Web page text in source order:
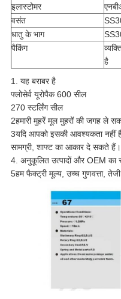
इलास्टोमर
वसंत
धातु के भाग
पैकिंग
है
1. यह बराबर है
फ्लोसेर्व यूरोपैक 600 सील
270 स्टर्लिंग सील
2हमारी मुहरें मूल मुहरों की जगह ले
3यदि आपको इसकी आवश्यकता नहीं
सामग्री, शाफ्ट का आकार दे सकते हैं।
4. अनुकूलित उत्पादों और OEM का
5हम फैक्ट्री मूल्य, उच्च गुणवत्ता,